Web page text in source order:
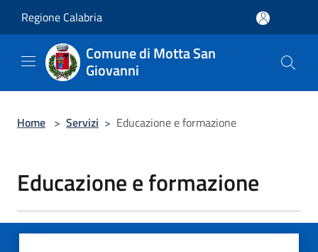
Regione Calabria
Comune di Motta San
Giovanni
Home > Servizi > Educazione e formazione
Educazione e formazione